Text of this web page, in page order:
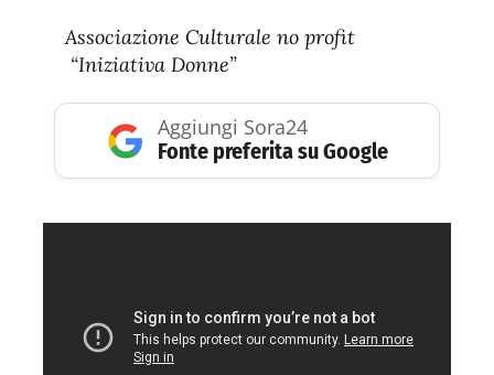
Associazione Culturale no profit
“Iniziativa Donne”
Aggiungi Sora24
Fonte preferita su Google